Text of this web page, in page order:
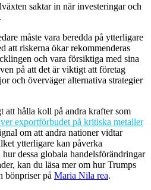
saktar in när investeringar och
måste vara beredda på ytterligare
att riskerna ökar rekommenderas
och vara försiktiga med sina
på att det är viktigt att företag
och överväger alternativa strategier
att hålla koll på andra krafter som
exportförbudet på kritiska metaller
om att andra nationer vidtar
ytterligare kan påverka
dessa globala handelsförändringar
kan du läsa mer om hur Trumps
bönpriser på Maria Nila rea.